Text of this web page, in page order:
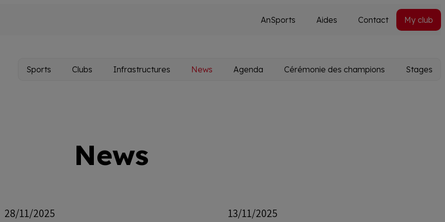
Secondary
AnSports Aides Contact
Utils
My club
Main
Sports Clubs Infrastructures News Agenda Cérémonie des champions Stages
News
28/11/2025 13/11/2025